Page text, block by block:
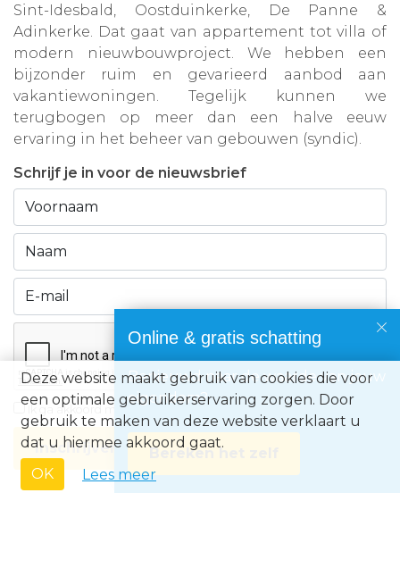
Online & gratis schatting
Benieuwd naar de waarde van jouw
eigendom?
Bereken het zelf
Sint-Idesbald, Oostduinkerke, De Panne &
Adinkerke. Dat gaat van appartement tot villa of
modern nieuwbouwproject. We hebben een
bijzonder ruim en gevarieerd aanbod aan
vakantiewoningen. Tegelijk kunnen we
terugbogen op meer dan een halve eeuw
ervaring in het beheer van gebouwen (syndic).
Schrijf je in voor de nieuwsbrief
Ik ga akkoord met de privacyvoorwaarden
Inschrijven
Deze website maakt gebruik van cookies die voor
een optimale gebruikerservaring zorgen. Door
gebruik te maken van deze website verklaart u
dat u hiermee akkoord gaat.
OK
Lees meer